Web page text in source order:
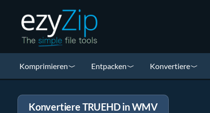
Komprimieren Entpacken Konvertiere
Konvertiere TRUEHD in WMV